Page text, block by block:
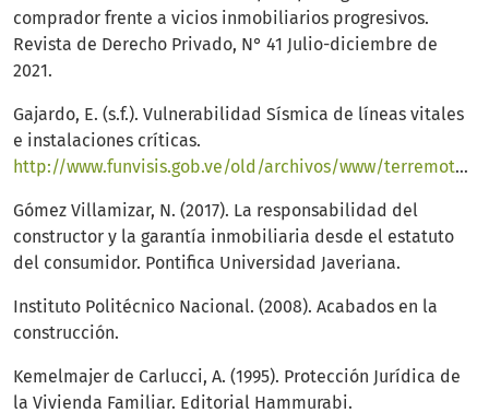
comprador frente a vicios inmobiliarios progresivos.
Revista de Derecho Privado, N° 41 Julio-diciembre de
2021.
Gajardo, E. (s.f.). Vulnerabilidad Sísmica de líneas vitales
e instalaciones críticas.
http://www.funvisis.gob.ve/old/archivos/www/terremoto/Papers/Doc033/doc033.htm#:~:text=Se%20definen%20como%20l%C3%ADneas%20vitales,%2C%20sistemas%20de%20transporte%2C%20etc
Gómez Villamizar, N. (2017). La responsabilidad del
constructor y la garantía inmobiliaria desde el estatuto
del consumidor. Pontifica Universidad Javeriana.
Instituto Politécnico Nacional. (2008). Acabados en la
construcción.
Kemelmajer de Carlucci, A. (1995). Protección Jurídica de
la Vivienda Familiar. Editorial Hammurabi.